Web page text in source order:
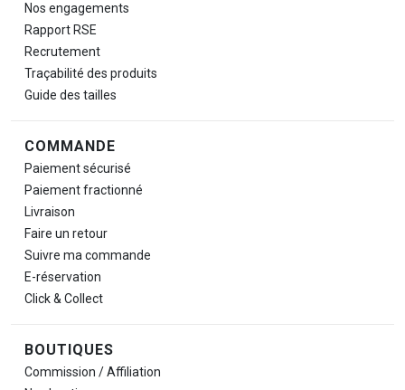
Nos engagements
Rapport RSE
Recrutement
Traçabilité des produits
Guide des tailles
COMMANDE
Paiement sécurisé
Paiement fractionné
Livraison
Faire un retour
Suivre ma commande
E-réservation
Click & Collect
BOUTIQUES
Commission / Affiliation